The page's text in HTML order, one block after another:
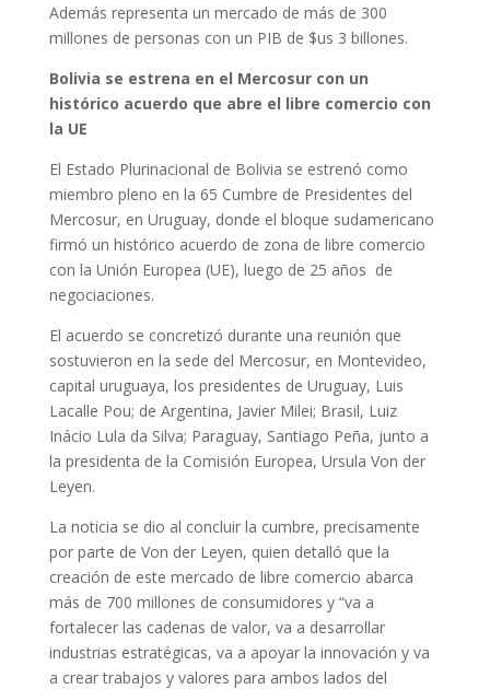
Además representa un mercado de más de 300
millones de personas con un PIB de $us 3 billones.
Bolivia se estrena en el Mercosur con un
histórico acuerdo que abre el libre comercio con
la UE
El Estado Plurinacional de Bolivia se estrenó como
miembro pleno en la 65 Cumbre de Presidentes del
Mercosur, en Uruguay, donde el bloque sudamericano
firmó un histórico acuerdo de zona de libre comercio
con la Unión Europea (UE), luego de 25 años de
negociaciones.
El acuerdo se concretizó durante una reunión que
sostuvieron en la sede del Mercosur, en Montevideo,
capital uruguaya, los presidentes de Uruguay, Luis
Lacalle Pou; de Argentina, Javier Milei; Brasil, Luiz
Inácio Lula da Silva; Paraguay, Santiago Peña, junto a
la presidenta de la Comisión Europea, Ursula Von der
Leyen.
La noticia se dio al concluir la cumbre, precisamente
por parte de Von der Leyen, quien detalló que la
creación de este mercado de libre comercio abarca
más de 700 millones de consumidores y “va a
fortalecer las cadenas de valor, va a desarrollar
industrias estratégicas, va a apoyar la innovación y va
a crear trabajos y valores para ambos lados del